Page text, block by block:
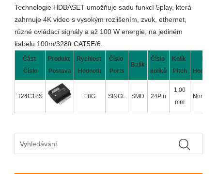
Technologie HDBASET umožňuje sadu funkcí 5play, která
zahrnuje 4K video s vysokým rozlišením, zvuk, ethernet,
různé ovládací signály a až 100 W energie, na jediném
kabelu 100m/328ft CAT5E/6.
Část
Číslo
Produkt
Postava
Rychlost
Hodnotit
Číslo
Ports
Balík
Číslo
kolíků
Kolík
Pitch
T24C18S 18G SINGL SMD 24Pin
1,00
mm
Non-